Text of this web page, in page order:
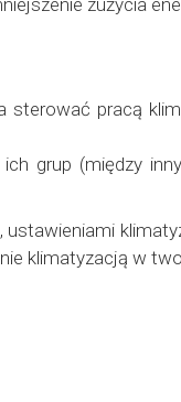
zużycia
pracą
grup (między
ustawieniami
klimatyzacją w